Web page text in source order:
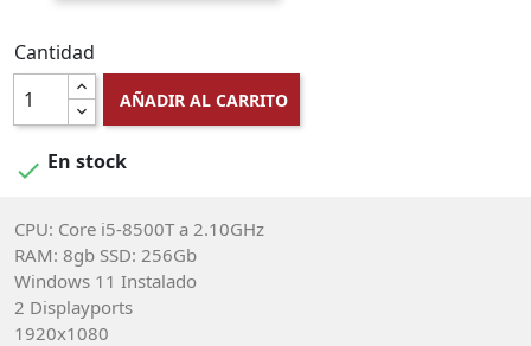
Cantidad
AÑADIR AL CARRITO
 En stock
CPU: Core i5-8500T a 2.10GHz
RAM: 8gb SSD: 256Gb
Windows 11 Instalado
2 Displayports
1920x1080